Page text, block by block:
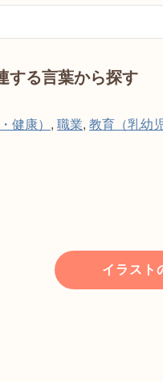
する言葉から探す
健康） , 職業, 教育（乳幼
イラスト